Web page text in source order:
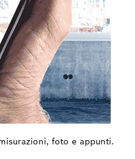
foto e appunti.